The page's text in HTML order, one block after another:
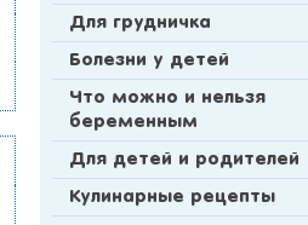
Для грудничка
Болезни у детей
Что можно и нельзя
беременным
Для детей и родителей
Кулинарные рецепты